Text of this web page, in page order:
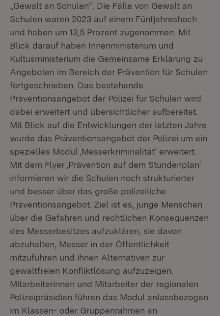
„Gewalt an Schulen“. Die Fälle von Gewalt an
Schulen waren 2023 auf einem Fünfjahreshoch
und haben um 13,5 Prozent zugenommen. Mit
Blick darauf haben Innenministerium und
Kultusministerium die Gemeinsame Erklärung zu
Angeboten im Bereich der Prävention für Schulen
fortgeschrieben. Das bestehende
Präventionsangebot der Polizei für Schulen wird
dabei erweitert und übersichtlicher aufbereitet.
Mit Blick auf die Entwicklungen der letzten Jahre
wurde das Präventionsangebot der Polizei um ein
spezielles Modul ‚Messerkriminalität‘ erweitert.
Mit dem Flyer ‚Prävention auf dem Stundenplan‘
informieren wir die Schulen noch strukturierter
und besser über das große polizeiliche
Präventionsangebot. Ziel ist es, junge Menschen
über die Gefahren und rechtlichen Konsequenzen
des Messerbesitzes aufzuklären, sie davon
abzuhalten, Messer in der Öffentlichkeit
mitzuführen und ihnen Alternativen zur
gewaltfreien Konfliktlösung aufzuzeigen.
Mitarbeiterinnen und Mitarbeiter der regionalen
Polizeipräsidien führen das Modul anlassbezogen
im Klassen- oder Gruppenrahmen an